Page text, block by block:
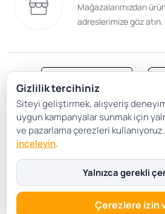
Mağazalarımızdan
adreslerimize göz atın.
Satış Sözleşmesi
Gizlilik Politikası
Gizlilik tercihiniz
Siteyi geliştirmek, alışveriş
uygun kampanyalar sunmak için
ve pazarlama çerezleri kullanıyoruz.
inceleyin.
Yalnızca gerekli
Çerezlere izin